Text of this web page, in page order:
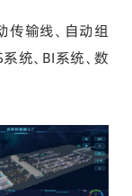
传输线、自动组
统、BI系统、数